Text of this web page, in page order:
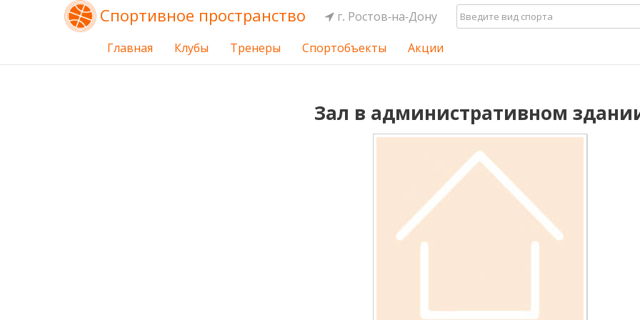
Спортивное пространство г. Ростов-на-Дону
Главная Клубы Тренеры Спортобъекты Акции
Зал в административном